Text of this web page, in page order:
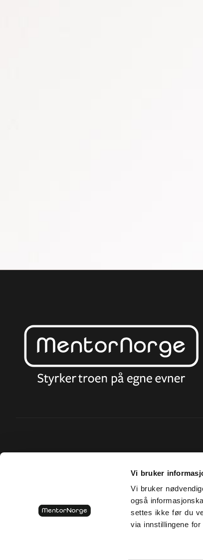
Vi bruker
Vi bruker
også
settes ikke før du
via innstillingene